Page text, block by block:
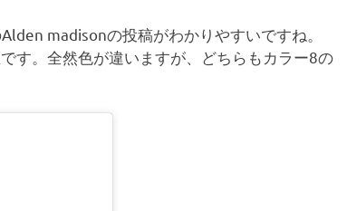
madisonの投稿がわかりやすいですね。
す。全然色が違いますが、どちらもカラー8の